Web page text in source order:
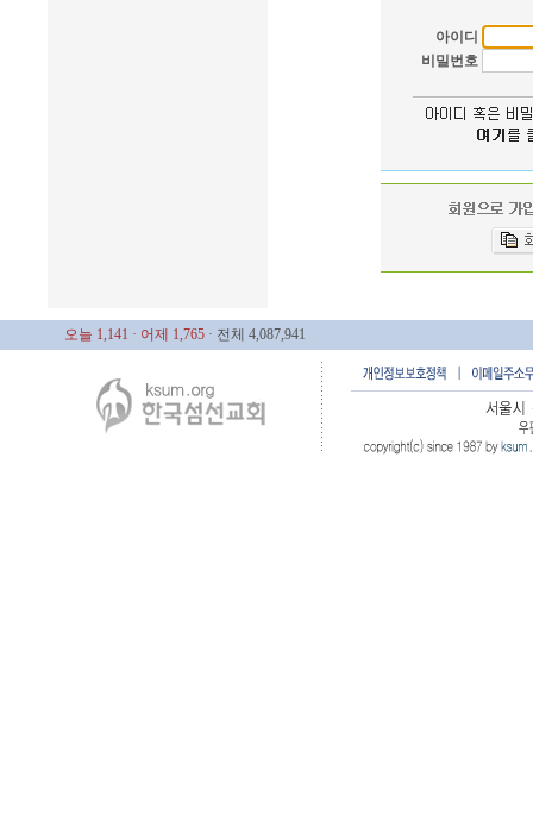
아이디
비밀번호
오늘 1,141 · 어제 1,765 · 전체 4,087,941